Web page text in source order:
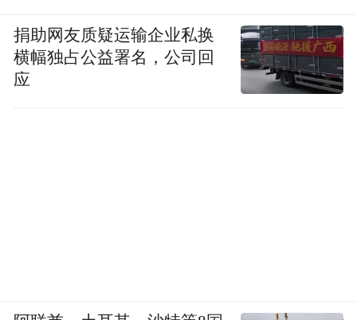
捐助网友质疑运输企业私换
横幅独占公益署名，公司回
应